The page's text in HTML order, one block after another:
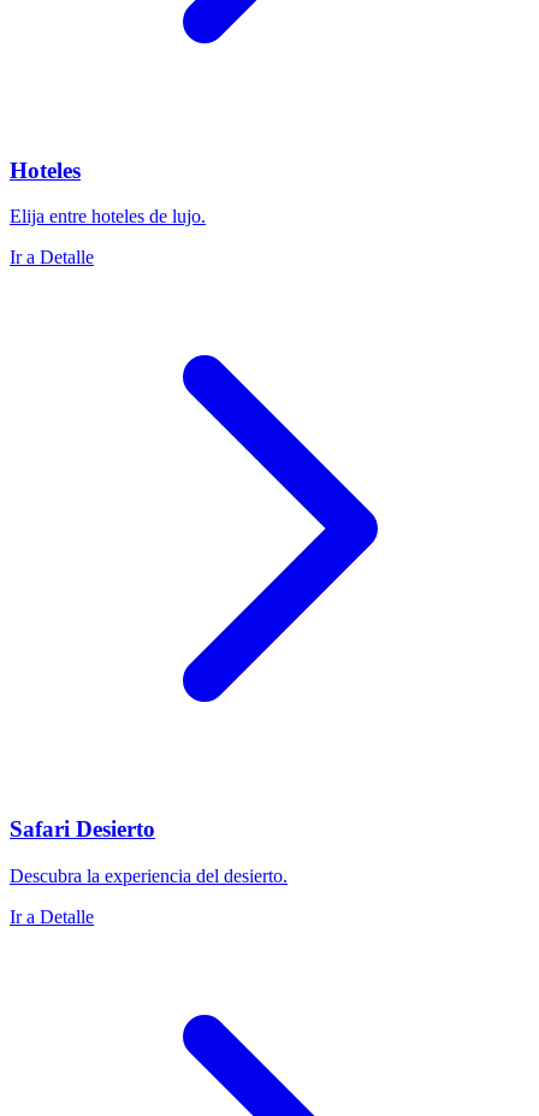
Hoteles
Elija entre hoteles de lujo.
Ir a Detalle
Safari Desierto
Descubra la experiencia del desierto.
Ir a Detalle